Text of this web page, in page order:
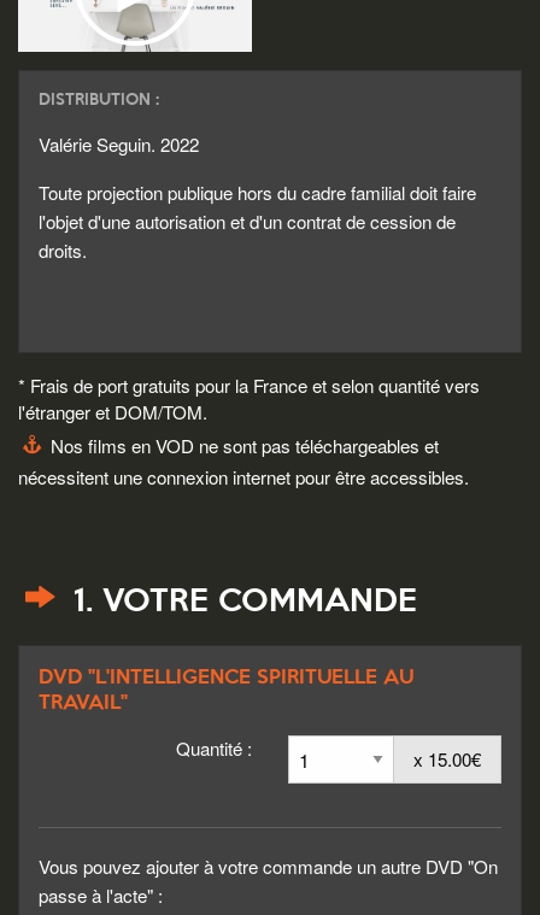
DISTRIBUTION :
Valérie Seguin. 2022
Toute projection publique hors du cadre familial doit faire
l'objet d'une autorisation et d'un contrat de cession de
droits.
* Frais de port gratuits pour la France et selon quantité vers
l'étranger et DOM/TOM.
Nos films en VOD ne sont pas téléchargeables et
nécessitent une connexion internet pour être accessibles.
1. VOTRE COMMANDE
DVD "L'INTELLIGENCE SPIRITUELLE AU
TRAVAIL"
Quantité : x 15.00€
Vous pouvez ajouter à votre commande un autre DVD "On
passe à l'acte" :